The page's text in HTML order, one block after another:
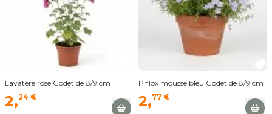
Lavatère rose Godet de 8/9 cm
2,24 €
Phlox mousse bleu Godet de 8/9 cm
2,77 €